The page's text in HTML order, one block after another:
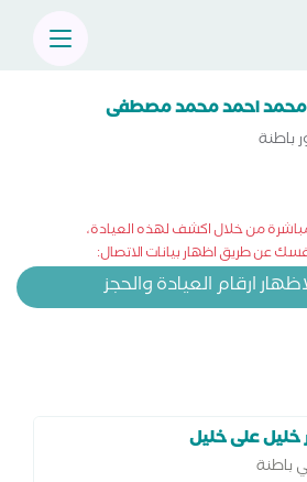
محمد احمد محمد مصطفى
باطنة
من خلال اكشف لهذه العيادة،
عن طريق اظهار بيانات الاتصال:
ارقام العيادة والحجز
خليل على خليل
باطنة